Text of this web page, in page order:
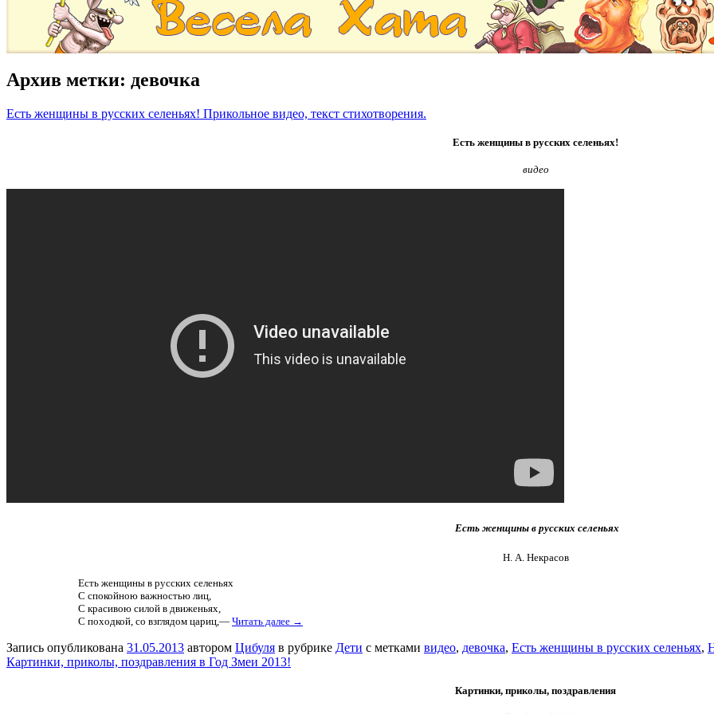
Архив метки: девочка
Есть женщины в русских селеньях! Прикольное видео, текст стихотворения.
Есть женщины в русских селеньях!
видео
Есть женщины в русских селеньях
Н. А. Некрасов
Есть женщины в русских селеньях
С спокойною важностью лиц,
С красивою силой в движеньях,
С походкой, со взглядом цариц,— Читать далее →
Запись опубликована 31.05.2013 автором Цибуля в рубрике Дети с метками видео, девочка, Есть женщины в русских селеньях,
Картинки, приколы, поздравления в Год Змеи 2013!
Картинки, приколы, поздравления